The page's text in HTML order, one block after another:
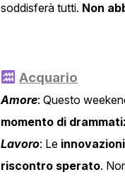
soddisferà tutti. Non
Acquario
Amore: Questo
momento di
Lavoro: Le innovazioni
riscontro sperato.